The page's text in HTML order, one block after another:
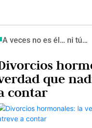
A veces no es él… ni tú…
que
contar